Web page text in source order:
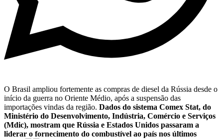
O Brasil ampliou fortemente as compras de diesel da Rússia desde o
início da guerra no Oriente Médio, após a suspensão das
importações vindas da região. Dados do sistema Comex Stat, do
Ministério do Desenvolvimento, Indústria, Comércio e Serviços
(Mdic), mostram que Rússia e Estados Unidos passaram a
liderar o fornecimento do combustível ao país nos últimos